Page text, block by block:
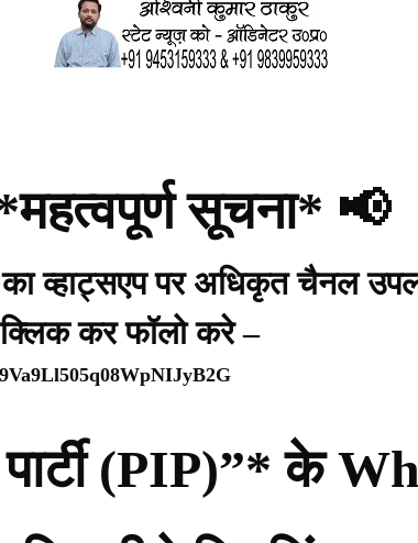
सूचना* 📢
का व्हाट्सएप पर अधिकृत चैनल
कर फॉलो करे –
(PIP)”* के